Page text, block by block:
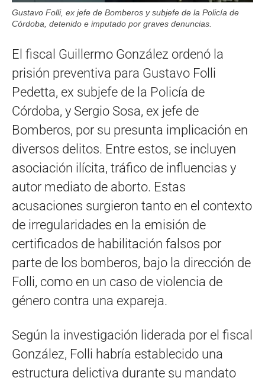
Gustavo Folli, ex jefe de Bomberos y subjefe de la Policía de
Córdoba, detenido e imputado por graves denuncias.
El fiscal Guillermo González ordenó la
prisión preventiva para Gustavo Folli
Pedetta, ex subjefe de la Policía de
Córdoba, y Sergio Sosa, ex jefe de
Bomberos, por su presunta implicación en
diversos delitos. Entre estos, se incluyen
asociación ilícita, tráfico de influencias y
autor mediato de aborto. Estas
acusaciones surgieron tanto en el contexto
de irregularidades en la emisión de
certificados de habilitación falsos por
parte de los bomberos, bajo la dirección de
Folli, como en un caso de violencia de
género contra una expareja.
Según la investigación liderada por el fiscal
González, Folli habría establecido una
estructura delictiva durante su mandato